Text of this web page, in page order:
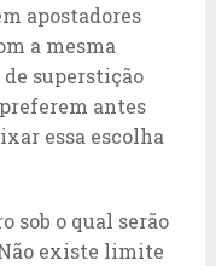
apostadores
a mesma
superstição
antes
essa escolha
sob o qual serão
existe limite